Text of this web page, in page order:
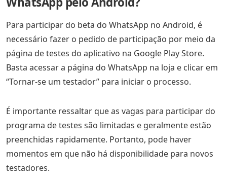
Para participar do beta do WhatsApp no Android, é
necessário fazer o pedido de participação por meio da
página de testes do aplicativo na Google Play Store.
Basta acessar a página do WhatsApp na loja e clicar em
“Tornar-se um testador” para iniciar o processo.
É importante ressaltar que as vagas para participar do
programa de testes são limitadas e geralmente estão
preenchidas rapidamente. Portanto, pode haver
momentos em que não há disponibilidade para novos
testadores.